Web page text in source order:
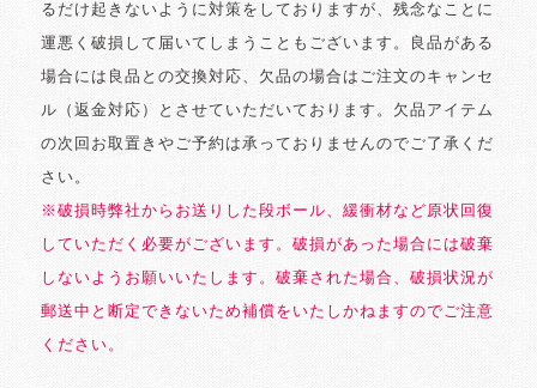
るだけ起きないように対策をしておりますが、残念なことに
運悪く破損して届いてしまうこともございます。良品がある
場合には良品との交換対応、欠品の場合はご注文のキャンセ
ル（返金対応）とさせていただいております。欠品アイテム
の次回お取置きやご予約は承っておりませんのでご了承くだ
さい。
※破損時弊社からお送りした段ボール、緩衝材など原状回復
していただく必要がございます。破損があった場合には破棄
しないようお願いいたします。破棄された場合、破損状況が
郵送中と断定できないため補償をいたしかねますのでご注意
ください。